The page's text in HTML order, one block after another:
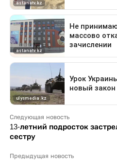
Следующая новость
13-летний подросток
сестру
Предыдущая новость